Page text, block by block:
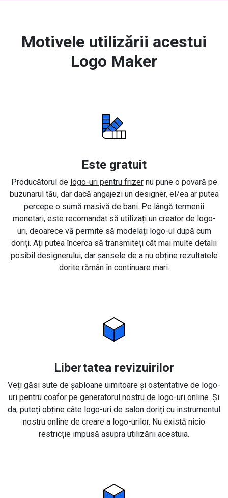
Motivele utilizării acestui
Logo Maker
Este gratuit
Producătorul de logo-uri pentru frizernu pune o povară pe
buzunarul tău, dar dacă angajezi un designer, el/ea ar putea
percepe o sumă masivă de bani. Pe lângă termenii
monetari, este recomandat să utilizați un creator de logo-
uri, deoarece vă permite să modelați logo-ul după cum
doriți. Ați putea încerca să transmiteți cât mai multe detalii
posibil designerului, dar șansele de a nu obține rezultatele
dorite rămân în continuare mari.
Libertatea revizuirilor
Veți găsi sute de șabloane uimitoare și ostentative de logo-
uri pentru coafor pe generatorul nostru de logo-uri online. Și
da, puteți obține câte logo-uri de salon doriți cu instrumentul
nostru online de creare a logo-urilor. Nu există nicio
restricție impusă asupra utilizării acestuia.